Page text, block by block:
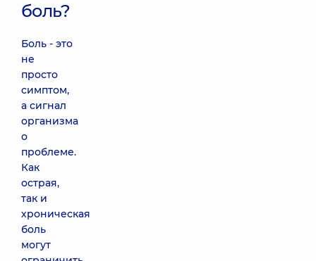
боль?
Боль - это
не
просто
симптом,
а сигнал
организма
о
проблеме.
Как
острая,
так и
хроническая
боль
могут